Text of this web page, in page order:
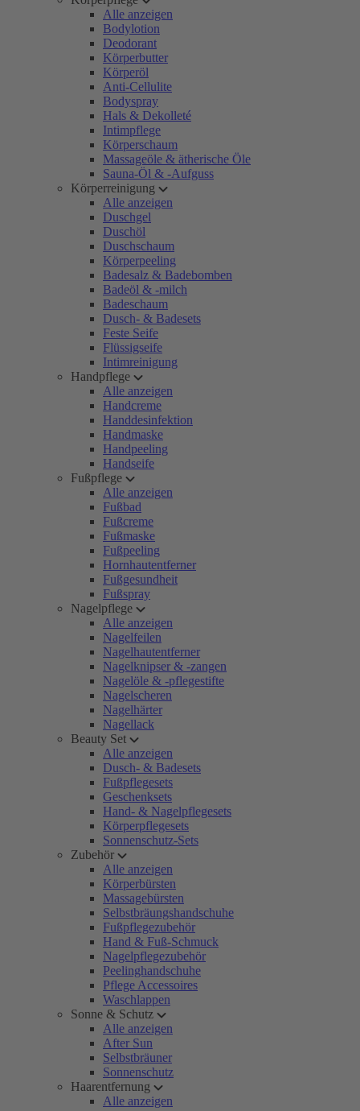
Alle anzeigen
Bodylotion
Deodorant
Körperbutter
Körperöl
Anti-Cellulite
Bodyspray
Hals & Dekolleté
Intimpflege
Körperschaum
Massageöle & ätherische Öle
Sauna-Öl & -Aufguss
Körperreinigung
Alle anzeigen
Duschgel
Duschöl
Duschschaum
Körperpeeling
Badesalz & Badebomben
Badeöl & -milch
Badeschaum
Dusch- & Badesets
Feste Seife
Flüssigseife
Intimreinigung
Handpflege
Alle anzeigen
Handcreme
Handdesinfektion
Handmaske
Handpeeling
Handseife
Fußpflege
Alle anzeigen
Fußbad
Fußcreme
Fußmaske
Fußpeeling
Hornhautentferner
Fußgesundheit
Fußspray
Nagelpflege
Alle anzeigen
Nagelfeilen
Nagelhautentferner
Nagelknipser & -zangen
Nagelöle & -pflegestifte
Nagelscheren
Nagelhärter
Nagellack
Beauty Set
Alle anzeigen
Dusch- & Badesets
Fußpflegesets
Geschenksets
Hand- & Nagelpflegesets
Körperpflegesets
Sonnenschutz-Sets
Zubehör
Alle anzeigen
Körperbürsten
Massagebürsten
Selbstbräungshandschuhe
Fußpflegezubehör
Hand & Fuß-Schmuck
Nagelpflegezubehör
Peelinghandschuhe
Pflege Accessoires
Waschlappen
Sonne & Schutz
Alle anzeigen
After Sun
Selbstbräuner
Sonnenschutz
Haarentfernung
Alle anzeigen